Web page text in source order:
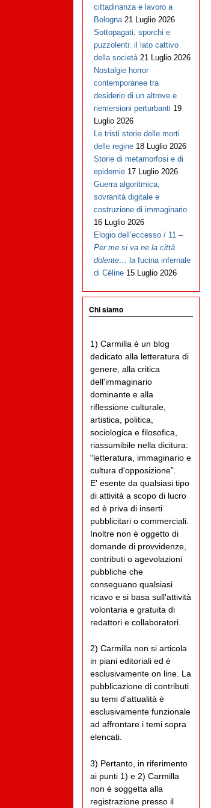
cittadinanza e lavoro a
Bologna 21 Luglio 2026
Sottopagati, sporchi e
puzzolenti: il lato cattivo
della società 21 Luglio 2026
Nostalgie horror
contemporanee tra
desiderio di un altrove e
riemersioni perturbanti 19
Luglio 2026
Le tristi storie delle morti
delle regine 18 Luglio 2026
Storie di metamorfosi e di
epidemie 17 Luglio 2026
Guerra algoritmica,
sovranità digitale e
costruzione di immaginario
16 Luglio 2026
Elogio dell’eccesso / 11 –
Per me si va ne la città
dolente… la fucina infernale
di Cèline 15 Luglio 2026
Chi siamo
1) Carmilla è un blog
dedicato alla letteratura di
genere, alla critica
dell'immaginario
dominante e alla
riflessione culturale,
artistica, politica,
sociologica e filosofica,
riassumibile nella dicitura:
“letteratura, immaginario e
cultura d'opposizione”.
E' esente da qualsiasi tipo
di attività a scopo di lucro
ed è priva di inserti
pubblicitari o commerciali.
Inoltre non è oggetto di
domande di provvidenze,
contributi o agevolazioni
pubbliche che
conseguano qualsiasi
ricavo e si basa sull'attività
volontaria e gratuita di
redattori e collaboratori.
2) Carmilla non si articola
in piani editoriali ed è
esclusivamente on line. La
pubblicazione di contributi
su temi d'attualità è
esclusivamente funzionale
ad affrontare i temi sopra
elencati.
3) Pertanto, in riferimento
ai punti 1) e 2) Carmilla
non è soggetta alla
registrazione presso il